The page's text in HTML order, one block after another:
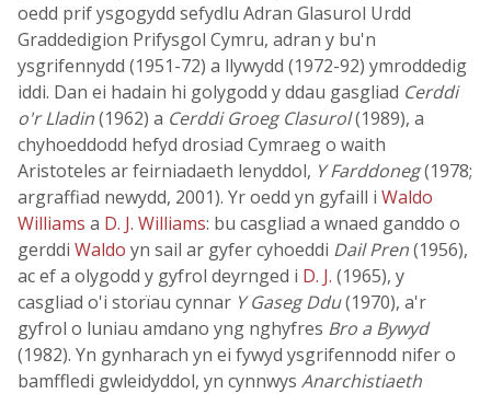
oedd prif ysgogydd sefydlu Adran Glasurol Urdd
Graddedigion Prifysgol Cymru, adran y bu'n
ysgrifennydd (1951-72) a llywydd (1972-92) ymroddedig
iddi. Dan ei hadain hi golygodd y ddau gasgliad Cerddi
o'r Lladin(1962) a Cerddi Groeg Clasurol(1989), a
chyhoeddodd hefyd drosiad Cymraeg o waith
Aristoteles ar feirniadaeth lenyddol, Y Farddoneg(1978;
argraffiad newydd, 2001). Yr oedd yn gyfaill i Waldo
Williams a D. J. Williams: bu casgliad a wnaed ganddo o
gerddi Waldo yn sail ar gyfer cyhoeddi Dail Pren(1956),
ac ef a olygodd y gyfrol deyrnged i D. J. (1965), y
casgliad o'i storïau cynnar Y Gaseg Ddu(1970), a'r
gyfrol o luniau amdano yng nghyfres Bro a Bywyd
(1982). Yn gynharach yn ei fywyd ysgrifennodd nifer o
bamffledi gwleidyddol, yn cynnwys Anarchistiaeth